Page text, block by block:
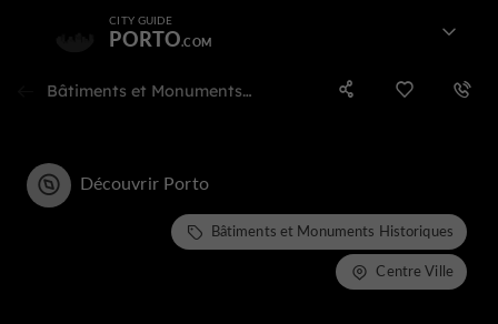
CITY GUIDE
PORTO
Bâtiments et Monuments Historiques dans le centre ville
Découvrir Porto
Bâtiments et Monuments Historiques
Centre Ville